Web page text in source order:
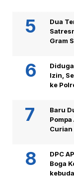
Dua
Gram
Izin,
ke
Baru
Curian
DPC
Boga